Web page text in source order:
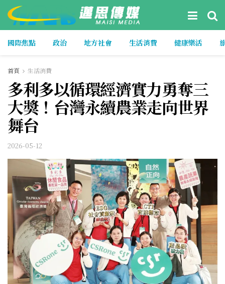
國際焦點 政治 地方社會 生活消費 健康樂活
首頁 生活消費
多利多以循環經濟實力勇奪三
大獎！台灣永續農業走向世界
舞台
2026-05-12